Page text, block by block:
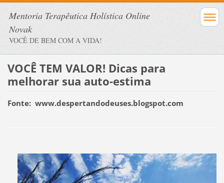
Mentoria Terapêutica Holística Online
Novak
VOCÊ DE BEM COM A VIDA!
VOCÊ TEM VALOR! Dicas para
melhorar sua auto-estima
Fonte: www.despertandodeuses.blogspot.com